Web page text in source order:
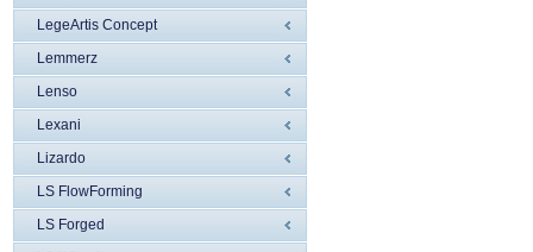
LegeArtis Concept
Lemmerz
Lenso
Lexani
Lizardo
LS FlowForming
LS Forged